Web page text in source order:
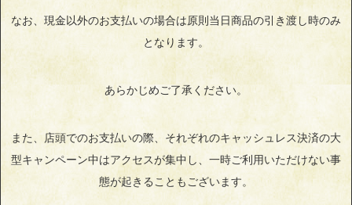
なお、現金以外のお支払いの場合は原則当日商品の引き渡し時のみ
となります。
あらかじめご了承ください。
また、店頭でのお支払いの際、それぞれのキャッシュレス決済の大
型キャンペーン中はアクセスが集中し、一時ご利用いただけない事
態が起きることもございます。